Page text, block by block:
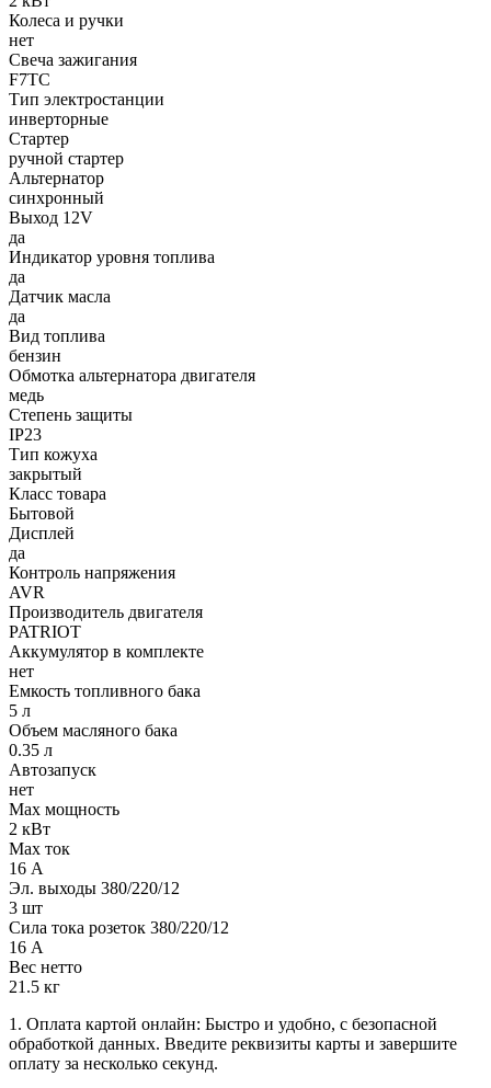
Колеса и ручки
нет
Свеча зажигания
F7TC
Тип электростанции
инверторные
Стартер
ручной стартер
Альтернатор
синхронный
Выход 12V
да
Индикатор уровня топлива
да
Датчик масла
да
Вид топлива
бензин
Обмотка альтернатора двигателя
медь
Степень защиты
IP23
Тип кожуха
закрытый
Класс товара
Бытовой
Дисплей
да
Контроль напряжения
AVR
Производитель двигателя
PATRIOT
Аккумулятор в комплекте
нет
Емкость топливного бака
5 л
Объем масляного бака
0.35 л
Автозапуск
нет
Max мощность
2 кВт
Max ток
16 А
Эл. выходы 380/220/12
3 шт
Сила тока розеток 380/220/12
16 А
Вес нетто
21.5 кг
1. Оплата картой онлайн: Быстро и удобно, с безопасной
обработкой данных. Введите реквизиты карты и завершите
оплату за несколько секунд.